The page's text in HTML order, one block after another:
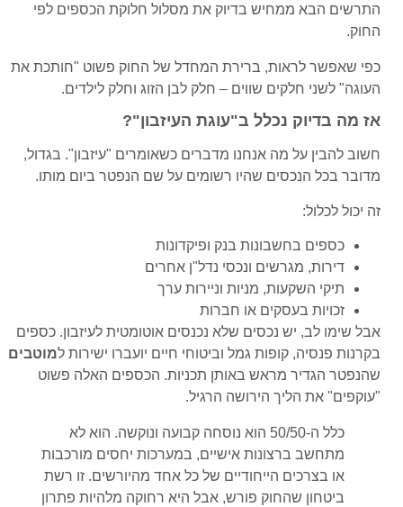
התרשים הבא ממחיש בדיוק את מסלול חלוקת הכספים לפי
החוק.
כפי שאפשר לראות, ברירת המחדל של החוק פשוט "חותכת את
העוגה" לשני חלקים שווים – חלק לבן הזוג וחלק לילדים.
אז מה בדיוק נכלל ב"עוגת העיזבון"?
חשוב להבין על מה אנחנו מדברים כשאומרים "עיזבון". בגדול,
מדובר בכל הנכסים שהיו רשומים על שם הנפטר ביום מותו.
זה יכול לכלול:
כספים בחשבונות בנק ופיקדונות
דירות, מגרשים ונכסי נדל"ן אחרים
תיקי השקעות, מניות וניירות ערך
זכויות בעסקים או חברות
אבל שימו לב, יש נכסים שלא נכנסים אוטומטית לעיזבון. כספים
בקרנות פנסיה, קופות גמל וביטוחי חיים יועברו ישירות למוטבים
שהנפטר הגדיר מראש באותן תכניות. הכספים האלה פשוט
"עוקפים" את הליך הירושה הרגיל.
כלל ה-50/50 הוא נוסחה קבועה ונוקשה. הוא לא
מתחשב ברצונות אישיים, במערכות יחסים מורכבות
או בצרכים הייחודיים של כל אחד מהיורשים. זו רשת
ביטחון שהחוק פורש, אבל היא רחוקה מלהיות פתרון